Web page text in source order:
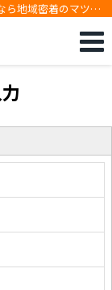
ら地域密着のマツオ